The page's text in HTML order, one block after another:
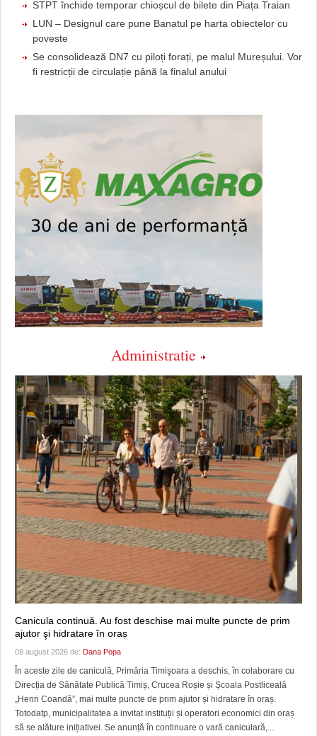
STPT închide temporar chioșcul de bilete din Piața Traian
LUN – Designul care pune Banatul pe harta obiectelor cu
poveste
Se consolidează DN7 cu piloți forați, pe malul Mureșului. Vor
fi restricții de circulație până la finalul anului
Administratie
Canicula continuă. Au fost deschise mai multe puncte de prim
ajutor şi hidratare în oraș
08 august 2026 de: Dana Popa
În aceste zile de caniculă, Primăria Timişoara a deschis, în colaborare cu
Direcția de Sănătate Publică Timiș, Crucea Roșie și Școala Postliceală
„Henri Coandă”, mai multe puncte de prim ajutor și hidratare în oraș.
Totodatp, municipalitatea a invitat instituții și operatori economici din oraș
să se alăture inițiativei. Se anunță în continuare o vară caniculară,...